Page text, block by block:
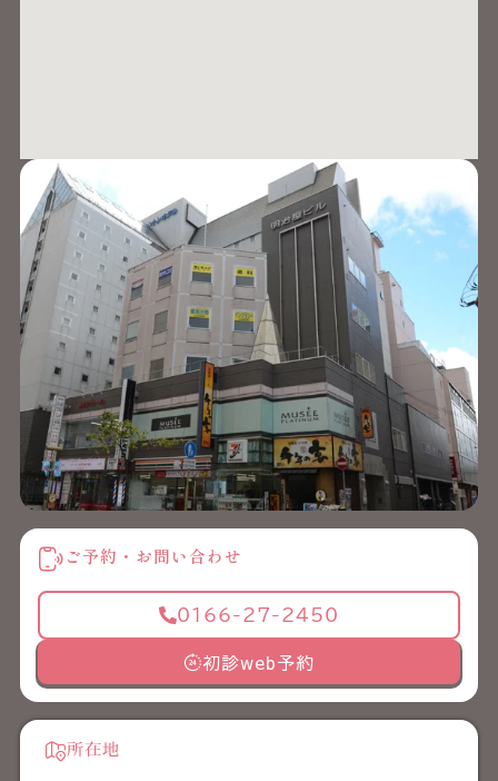
ご予約・お問い合わせ
0166-27-2450
初診web予約
所在地